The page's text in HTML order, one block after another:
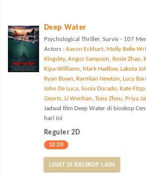
Deep Water
Psychological Thriller, Surviv - 107
Actors : Aaron Eckhart, Molly Belle
Kingsley, Angus Sampson, Rosie Zhao,
Kipa-Williams, Mark Hadlow, Lakota
Ryan Bown, Rarmian Newton, Lucy
John De Luca, Sonia Dorado, Kate
Geurts, Li Wenhan, Tony Zhou, Priya
Jadwal film Deep Water di bioskop
hari ini
Reguler 2D
12:20
LIHAT DI BIOSKOP LAIN